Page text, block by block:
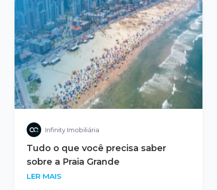
Infinity Imobiliária
Tudo o que você precisa saber
sobre a Praia Grande
LER MAIS